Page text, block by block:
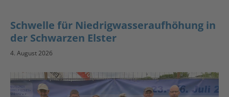
Schwelle für Niedrigwasseraufhöhung in
der Schwarzen Elster
4. August 2026